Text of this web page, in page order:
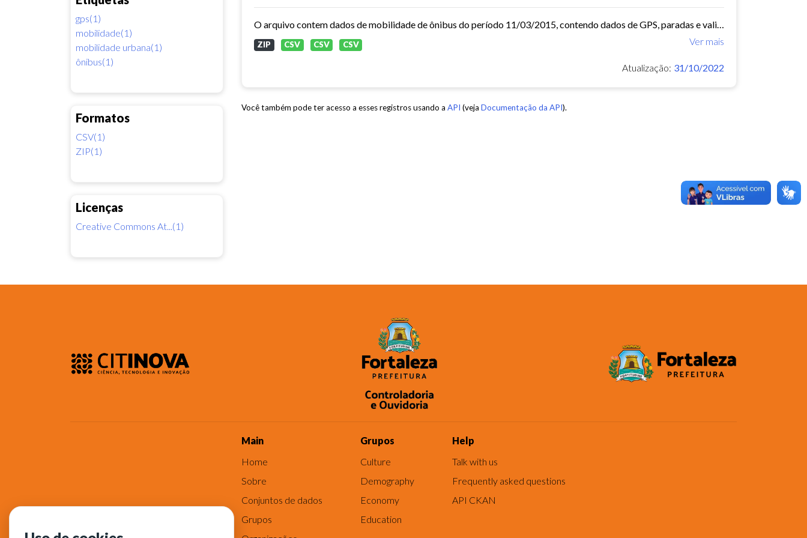
gps(1)
mobilidade(1)
mobilidade urbana(1)
ônibus(1)
Formatos
CSV(1)
ZIP(1)
Licenças
Creative Commons At...(1)
O arquivo contem dados de mobilidade de ônibus do período 11/03/2015, contendo dados de GPS, paradas e validação.
Ver mais
ZIP CSV CSV CSV
Atualização: 31/10/2022
Você também pode ter acesso a esses registros usando a API (veja Documentação da API).
Main
Home
Sobre
Conjuntos de dados
Grupos
Grupos
Culture
Demography
Economy
Education
Help
Talk with us
Frequently asked questions
API CKAN